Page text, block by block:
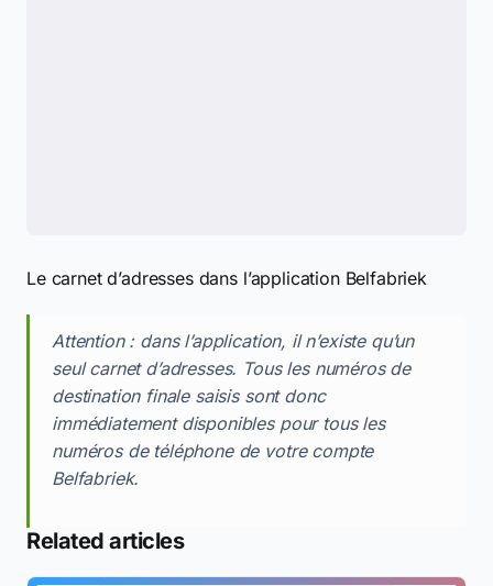
Le carnet d’adresses dans l’application Belfabriek
Attention : dans l’application, il n’existe qu’un
seul carnet d’adresses. Tous les numéros de
destination finale saisis sont donc
immédiatement disponibles pour tous les
numéros de téléphone de votre compte
Belfabriek.
Related articles